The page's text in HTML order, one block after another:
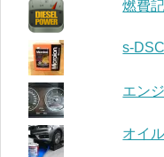
燃費
s-
エン
オイ